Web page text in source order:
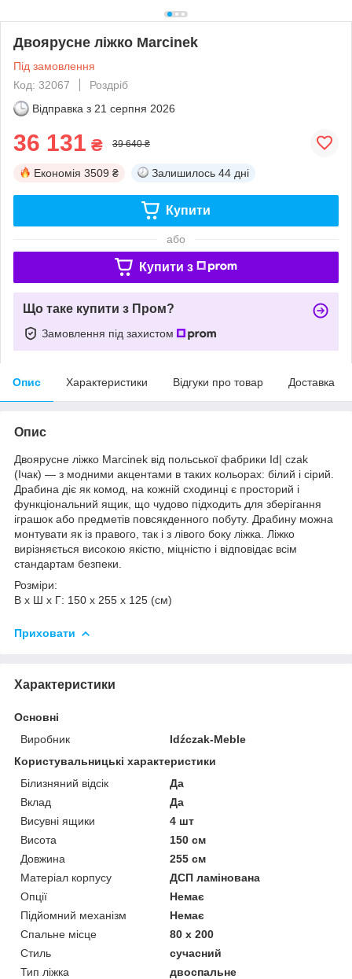
Двоярусне ліжко Marcinek
Під замовлення
Код: 32067
Роздріб
Відправка з 21 серпня 2026
36 131 ₴ 39 640 ₴
Економія 3509 ₴ Залишилось 44 дні
Купити
або
Купити з
Що таке купити з Пром?
Замовлення під захистом
Опис Характеристики Відгуки про товар Доставка
Опис
Двоярусне ліжко Marcinek від польської фабрики Id| czak
(Ічак) — з модними акцентами в таких кольорах: білий і сірий.
Драбина діє як комод, на кожній сходинці є просторий і
функціональний ящик, що чудово підходить для зберігання
іграшок або предметів повсякденного побуту. Драбину можна
монтувати як із правого, так і з лівого боку ліжка. Ліжко
вирізняється високою якістю, міцністю і відповідає всім
стандартам безпеки.
Розміри:
В х Ш х Г: 150 х 255 х 125 (см)
Приховати
Характеристики
Основні
Виробник
Idźczak-Meble
Користувальницькі характеристики
Білизняний відсік
Да
Вклад
Да
Висувні ящики
4 шт
Висота
150 см
Довжина
255 см
Матеріал корпусу
ДСП ламінована
Опції
Немає
Підйомний механізм
Немає
Спальне місце
80 x 200
Стиль
сучасний
Тип ліжка
двоспальне